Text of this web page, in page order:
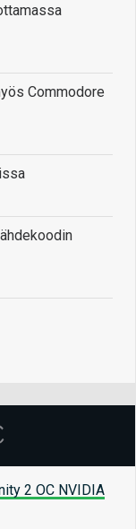
Commodore
2 OC NVIDIA